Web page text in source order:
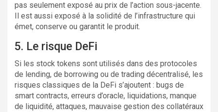
pas seulement exposé au prix de l’action sous-jacente.
Il est aussi exposé à la solidité de l’infrastructure qui
émet, conserve ou garantit le produit.
5. Le risque DeFi
Si les stock tokens sont utilisés dans des protocoles
de lending, de borrowing ou de trading décentralisé, les
risques classiques de la DeFi s’ajoutent : bugs de
smart contracts, erreurs d’oracle, liquidations, manque
de liquidité, attaques, mauvaise gestion des collatéraux